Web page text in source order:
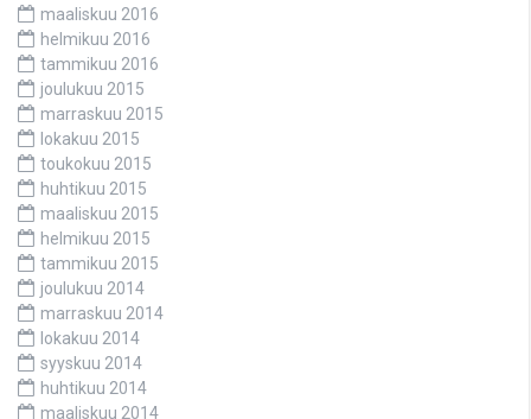
maaliskuu 2016
helmikuu 2016
tammikuu 2016
joulukuu 2015
marraskuu 2015
lokakuu 2015
toukokuu 2015
huhtikuu 2015
maaliskuu 2015
helmikuu 2015
tammikuu 2015
joulukuu 2014
marraskuu 2014
lokakuu 2014
syyskuu 2014
huhtikuu 2014
maaliskuu 2014